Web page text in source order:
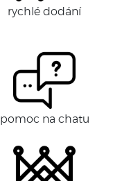
rychlé dodání
pomoc na chatu